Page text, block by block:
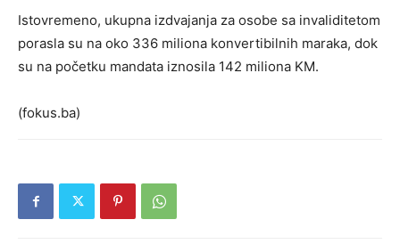
Istovremeno, ukupna izdvajanja za osobe sa invaliditetom
porasla su na oko 336 miliona konvertibilnih maraka, dok
su na početku mandata iznosila 142 miliona KM.
(fokus.ba)